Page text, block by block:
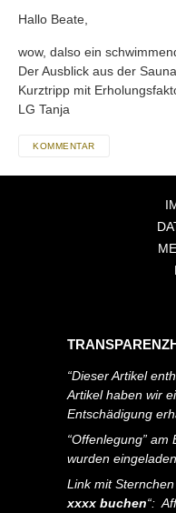
Hallo Beate,
wow, dalso ein
Der Ausblick aus der
Kurztripp mit
LG Tanja
KOMMENTAR
“Dieser Artikel
Artikel haben wir
Entschädigung
“Offenlegung” am
wurden eingeladen.
Link mit
xxxx buchen“: